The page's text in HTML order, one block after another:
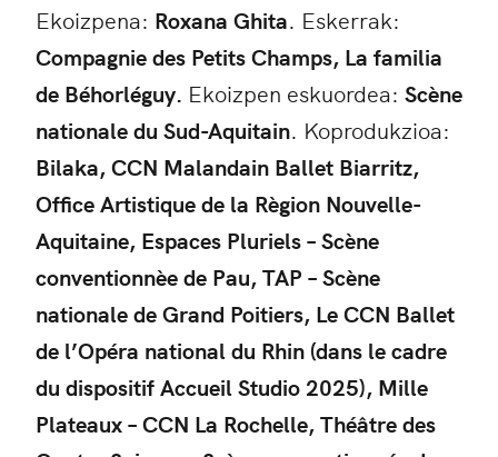
Ekoizpena: Roxana Ghita. Eskerrak:
Compagnie des Petits Champs, La familia
de Béhorléguy. Ekoizpen eskuordea: Scène
nationale du Sud-Aquitain. Koprodukzioa:
Bilaka, CCN Malandain Ballet Biarritz,
Office Artistique de la Règion Nouvelle-
Aquitaine, Espaces Pluriels – Scène
conventionnèe de Pau, TAP – Scène
nationale de Grand Poitiers, Le CCN Ballet
de l’Opéra national du Rhin (dans le cadre
du dispositif Accueil Studio 2025), Mille
Plateaux – CCN La Rochelle, Théâtre des